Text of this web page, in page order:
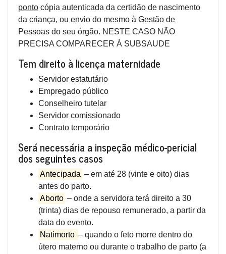
ponto cópia autenticada da certidão de nascimento
da criança, ou envio do mesmo à Gestão de
Pessoas do seu órgão. NESTE CASO NÃO
PRECISA COMPARECER À SUBSAUDE
Tem direito à licença maternidade
Servidor estatutário
Empregado público
Conselheiro tutelar
Servidor comissionado
Contrato temporário
Será necessária a inspeção médico-pericial
dos seguintes casos
Antecipada – em até 28 (vinte e oito) dias
antes do parto.
Aborto – onde a servidora terá direito a 30
(trinta) dias de repouso remunerado, a partir da
data do evento.
Natimorto – quando o feto morre dentro do
útero materno ou durante o trabalho de parto (a